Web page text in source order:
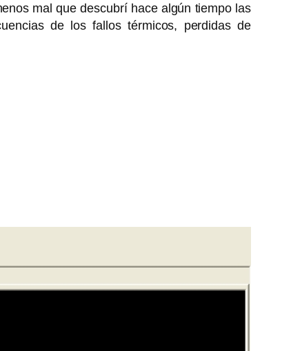
mal que descubrí hace algún tiempo las
de los fallos térmicos, perdidas de